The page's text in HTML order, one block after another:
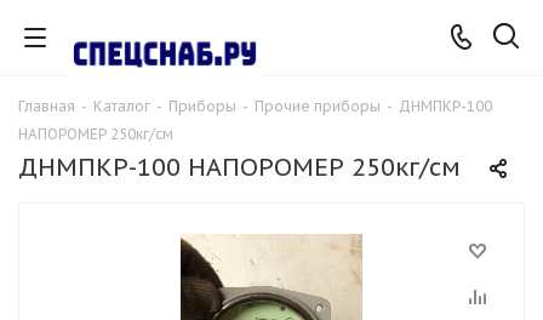
Главная - Каталог - Приборы - Прочие приборы - ДНМПКР-100
НАПОРОМЕР 250кг/см
ДНМПКР-100 НАПОРОМЕР 250кг/см